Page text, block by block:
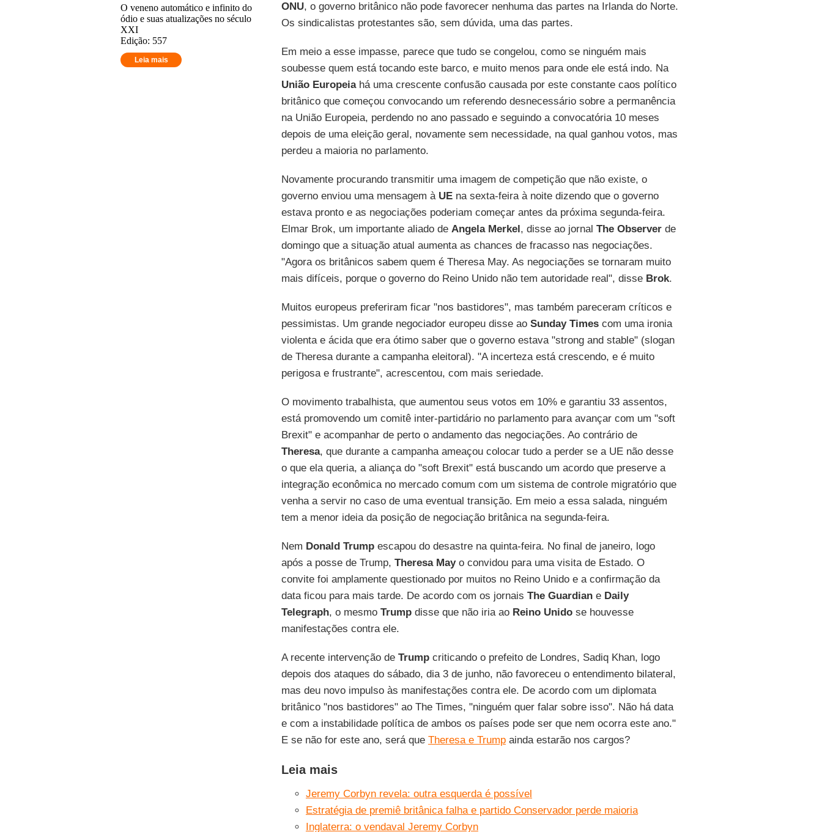
O veneno automático e infinito do
ódio e suas atualizações no século
XXI
Edição: 557
Leia mais
ONU, o governo britânico não pode favorecer nenhuma das partes na Irlanda do Norte.
Os sindicalistas protestantes são, sem dúvida, uma das partes.
Em meio a esse impasse, parece que tudo se congelou, como se ninguém mais
soubesse quem está tocando este barco, e muito menos para onde ele está indo. Na
União Europeiahá uma crescente confusão causada por este constante caos político
britânico que começou convocando um referendo desnecessário sobre a permanência
na União Europeia, perdendo no ano passado e seguindo a convocatória 10 meses
depois de uma eleição geral, novamente sem necessidade, na qual ganhou votos, mas
perdeu a maioria no parlamento.
Novamente procurando transmitir uma imagem de competição que não existe, o
governo enviou uma mensagem à UEna sexta-feira à noite dizendo que o governo
estava pronto e as negociações poderiam começar antes da próxima segunda-feira.
Elmar Brok, um importante aliado de Angela Merkel, disse ao jornal The Observerde
domingo que a situação atual aumenta as chances de fracasso nas negociações.
"Agora os britânicos sabem quem é Theresa May. As negociações se tornaram muito
mais difíceis, porque o governo do Reino Unido não tem autoridade real", disse Brok.
Muitos europeus preferiram ficar "nos bastidores", mas também pareceram críticos e
pessimistas. Um grande negociador europeu disse ao Sunday Timescom uma ironia
violenta e ácida que era ótimo saber que o governo estava "strong and stable" (slogan
de Theresa durante a campanha eleitoral). "A incerteza está crescendo, e é muito
perigosa e frustrante", acrescentou, com mais seriedade.
O movimento trabalhista, que aumentou seus votos em 10% e garantiu 33 assentos,
está promovendo um comitê inter-partidário no parlamento para avançar com um "soft
Brexit" e acompanhar de perto o andamento das negociações. Ao contrário de
Theresa, que durante a campanha ameaçou colocar tudo a perder se a UE não desse
o que ela queria, a aliança do "soft Brexit" está buscando um acordo que preserve a
integração econômica no mercado comum com um sistema de controle migratório que
venha a servir no caso de uma eventual transição. Em meio a essa salada, ninguém
tem a menor ideia da posição de negociação britânica na segunda-feira.
Nem Donald Trumpescapou do desastre na quinta-feira. No final de janeiro, logo
após a posse de Trump, Theresa Mayo convidou para uma visita de Estado. O
convite foi amplamente questionado por muitos no Reino Unido e a confirmação da
data ficou para mais tarde. De acordo com os jornais The Guardiane Daily
Telegraph, o mesmo Trumpdisse que não iria ao Reino Unidose houvesse
manifestações contra ele.
A recente intervenção de Trumpcriticando o prefeito de Londres, Sadiq Khan, logo
depois dos ataques do sábado, dia 3 de junho, não favoreceu o entendimento bilateral,
mas deu novo impulso às manifestações contra ele. De acordo com um diplomata
britânico "nos bastidores" ao The Times, "ninguém quer falar sobre isso". Não há data
e com a instabilidade política de ambos os países pode ser que nem ocorra este ano."
E se não for este ano, será que Theresa e Trumpainda estarão nos cargos?
Leia mais
Jeremy Corbyn revela: outra esquerda é possível
Estratégia de premiê britânica falha e partido Conservador perde maioria
Inglaterra: o vendaval Jeremy Corbyn